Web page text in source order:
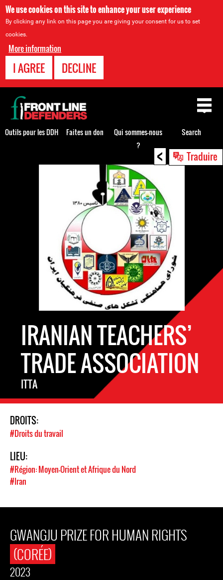
We use cookies on this site to enhance your user experience
By clicking any link on this page you are giving your consent for us to set
cookies.
More information
I AGREE DECLINE
< Traduire
IRANIAN TEACHERS’
TRADE ASSOCIATION
ITTA
DROITS:
#Droits du travail
LIEU:
#Région: Moyen-Orient et Afrique du Nord
#Iran
GWANGJU PRIZE FOR HUMAN RIGHTS
(CORÉE)
2023
Back
to
top
Outils pour les DDH Faites un don
Qui sommes-nous
?
Search